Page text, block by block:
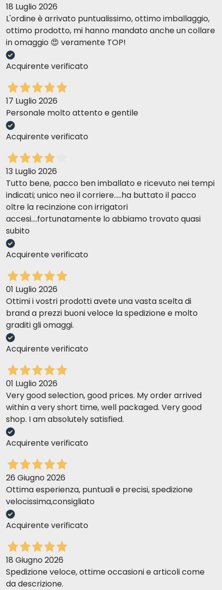
18 Luglio 2026
L'ordine è arrivato puntualissimo, ottimo imballaggio,
ottimo prodotto, mi hanno mandato anche un collare
in omaggio 😍 veramente TOP!
Acquirente verificato
17 Luglio 2026
Personale molto attento e gentile
Acquirente verificato
13 Luglio 2026
Tutto bene, pacco ben imballato e ricevuto nei tempi
indicati; unico neo il corriere.....ha buttato il pacco
oltre la recinzione con irrigatori
accesi....fortunatamente lo abbiamo trovato quasi
subito
Acquirente verificato
01 Luglio 2026
Ottimi i vostri prodotti avete una vasta scelta di
brand a prezzi buoni veloce la spedizione e molto
graditi gli omaggi.
Acquirente verificato
01 Luglio 2026
Very good selection, good prices. My order arrived
within a very short time, well packaged. Very good
shop. I am absolutely satisfied.
Acquirente verificato
26 Giugno 2026
Ottima esperienza, puntuali e precisi, spedizione
velocissima,consigliato
Acquirente verificato
18 Giugno 2026
Spedizione veloce, ottime occasioni e articoli come
da descrizione.